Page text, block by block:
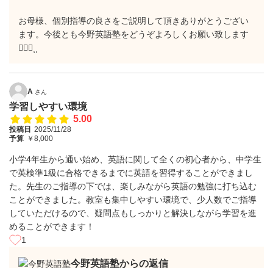
お母様、個別指導の良さをご説明して頂きありがとうござい
ます。今後とも今野英語塾をどうぞよろしくお願い致します
🙇🏻‍♀️⸒⸒
A さん
学習しやすい環境
5.00
投稿日 2025/11/28
予算 ￥8,000
小学4年生から通い始め、英語に関して全くの初心者から、中学生
で英検準1級に合格できるまでに英語を習得することができまし
た。先生のご指導の下では、楽しみながら英語の勉強に打ち込む
ことができました。教室も集中しやすい環境で、少人数でご指導
していただけるので、疑問点もしっかりと解決しながら学習を進
めることができます！
1
今野英語塾からの返信